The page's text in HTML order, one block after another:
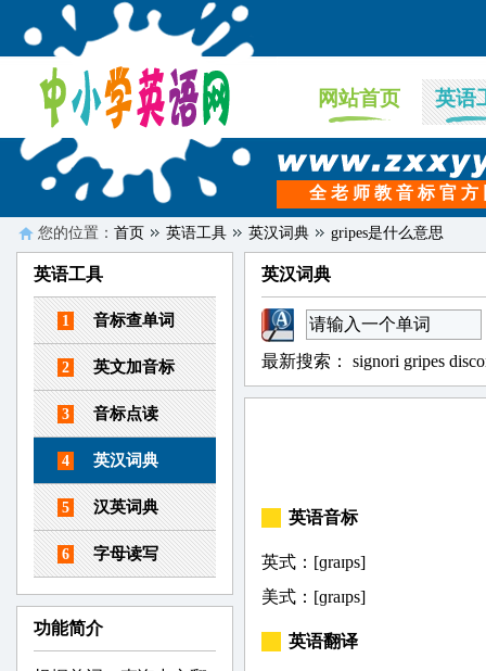
网站首页 英语
全 老 师 教 音 标 官 方
您的位置： 首页 英语工具 英汉词典 gripes是什么意思
英语工具
1 音标查单词
2 英文加音标
3 音标点读
4 英汉词典
5 汉英词典
6 字母读写
功能简介
英汉词典
最新搜索： signori gripes
英语音标
英式：[ɡraɪps]
美式：[ɡraɪps]
英语翻译